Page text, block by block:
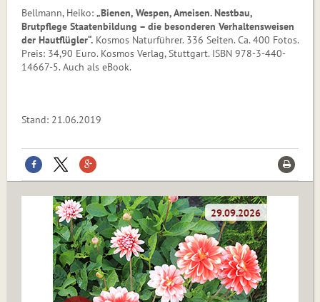
Bellmann, Heiko: „Bienen, Wespen, Ameisen. Nestbau,
Brutpflege Staatenbildung – die besonderen Verhaltensweisen
der Hautflügler“. Kosmos Naturführer. 336 Seiten. Ca. 400 Fotos.
Preis: 34,90 Euro. Kosmos Verlag, Stuttgart. ISBN 978-3-440-
14667-5. Auch als eBook.
Stand: 21.06.2019